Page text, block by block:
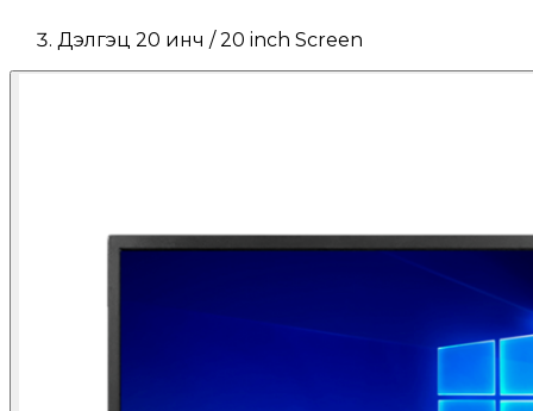
Дэлгэц 20 инч / 20 inch Screen